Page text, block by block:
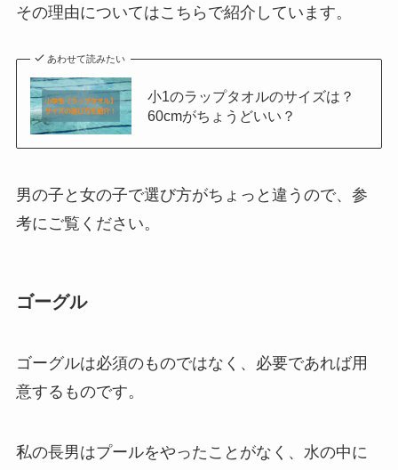
その理由についてはこちらで紹介しています。
あわせて読みたい
小1のラップタオルのサイズは？
60cmがちょうどいい？
男の子と女の子で選び方がちょっと違うので、参
考にご覧ください。
ゴーグル
ゴーグルは必須のものではなく、必要であれば用
意するものです。
私の長男はプールをやったことがなく、水の中に